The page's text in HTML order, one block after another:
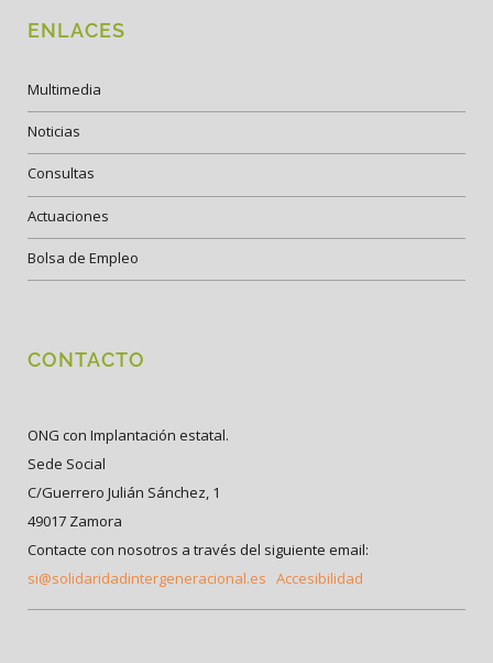
ENLACES
Multimedia
Noticias
Consultas
Actuaciones
Bolsa de Empleo
CONTACTO
ONG con Implantación estatal.
Sede Social
C/Guerrero Julián Sánchez, 1
49017 Zamora
Contacte con nosotros a través del siguiente email:
si@solidaridadintergeneracional.es Accesibilidad